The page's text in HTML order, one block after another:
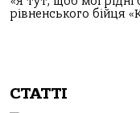
рівненського бійця
СТАТТІ